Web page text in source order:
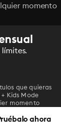
momento
límites.
que quieras
Kids Mode
momento
ahora